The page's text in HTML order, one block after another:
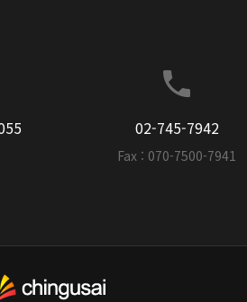
02-745-7942
Fax : 070-7500-7941